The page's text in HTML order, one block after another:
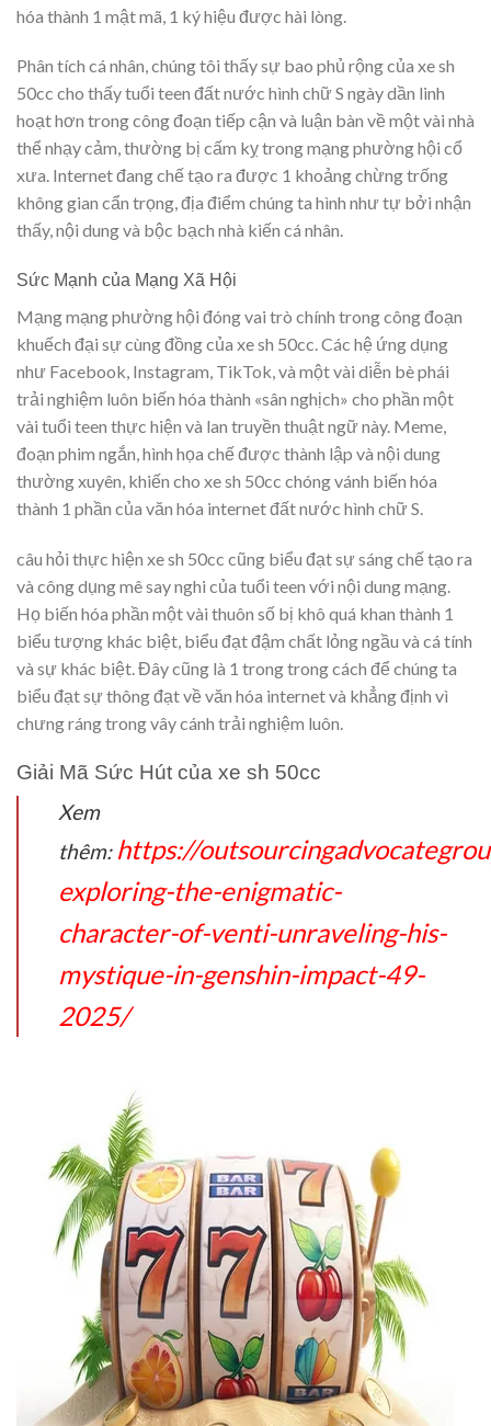
hóa thành 1 mật mã, 1 ký hiệu được hài lòng.
Phân tích cá nhân, chúng tôi thấy sự bao phủ rộng của xe sh
50cc cho thấy tuổi teen đất nước hình chữ S ngày dần linh
hoạt hơn trong công đoạn tiếp cận và luận bàn về một vài nhà
thể nhạy cảm, thường bị cấm kỵ trong mạng phường hội cổ
xưa. Internet đang chế tạo ra được 1 khoảng chừng trống
không gian cẩn trọng, địa điểm chúng ta hình như tự bởi nhận
thấy, nội dung và bộc bạch nhà kiến cá nhân.
Sức Mạnh của Mạng Xã Hội
Mạng mạng phường hội đóng vai trò chính trong công đoạn
khuếch đại sự cùng đồng của xe sh 50cc. Các hệ ứng dụng
như Facebook, Instagram, TikTok, và một vài diễn bè phái
trải nghiệm luôn biến hóa thành «sân nghịch» cho phần một
vài tuổi teen thực hiện và lan truyền thuật ngữ này. Meme,
đoạn phim ngắn, hình họa chế được thành lập và nội dung
thường xuyên, khiến cho xe sh 50cc chóng vánh biến hóa
thành 1 phần của văn hóa internet đất nước hình chữ S.
câu hỏi thực hiện xe sh 50cc cũng biểu đạt sự sáng chế tạo ra
và công dụng mê say nghi của tuổi teen với nội dung mạng.
Họ biến hóa phần một vài thuôn số bị khô quá khan thành 1
biểu tượng khác biệt, biểu đạt đậm chất lỏng ngầu và cá tính
và sự khác biệt. Đây cũng là 1 trong trong cách để chúng ta
biểu đạt sự thông đạt về văn hóa internet và khẳng định vì
chưng ráng trong vây cánh trải nghiệm luôn.
Giải Mã Sức Hút của xe sh 50cc
Xem
thêm: https://
exploring-the-enigmatic-
character-of-venti-unraveling-his-
mystique-in-genshin-impact-49-
2025/